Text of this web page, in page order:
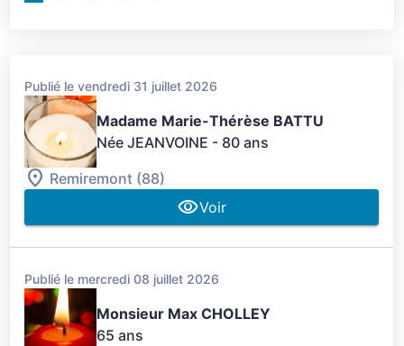
Publié le vendredi 31 juillet 2026
Madame Marie-Thérèse BATTU
Née JEANVOINE - 80 ans
Remiremont (88)
Voir
Publié le mercredi 08 juillet 2026
Monsieur Max CHOLLEY
65 ans